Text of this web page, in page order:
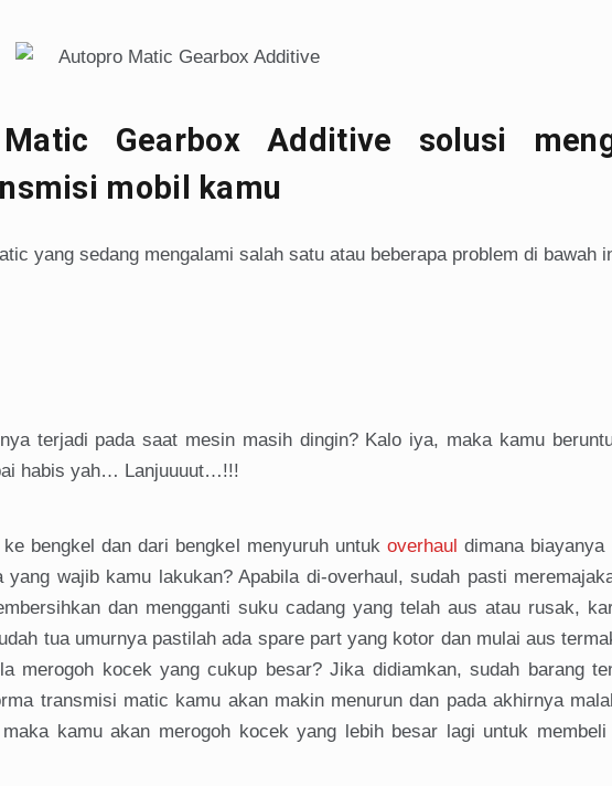
Matic Gearbox Additive solusi
mobil kamu
yang sedang mengalami salah satu atau beberapa problem di bawah
terjadi pada saat mesin masih dingin? Kalo iya, maka kamu
habis yah… Lanjuuuut…!!!
bengkel dan dari bengkel menyuruh untuk overhaul dimana biayanya
wajib kamu lakukan? Apabila di-overhaul, sudah pasti
dan mengganti suku cadang yang telah aus atau rusak,
tua umurnya pastilah ada spare part yang kotor dan mulai aus
merogoh kocek yang cukup besar? Jika didiamkan, sudah barang
transmisi matic kamu akan makin menurun dan pada akhirnya
kamu akan merogoh kocek yang lebih besar lagi untuk membeli